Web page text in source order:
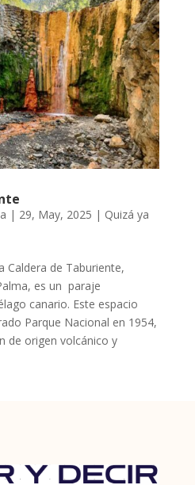
| 29, May, 2025 | Quizá ya
Caldera de Taburiente,
es un paraje
canario. Este espacio
Parque Nacional en 1954,
de origen volcánico y